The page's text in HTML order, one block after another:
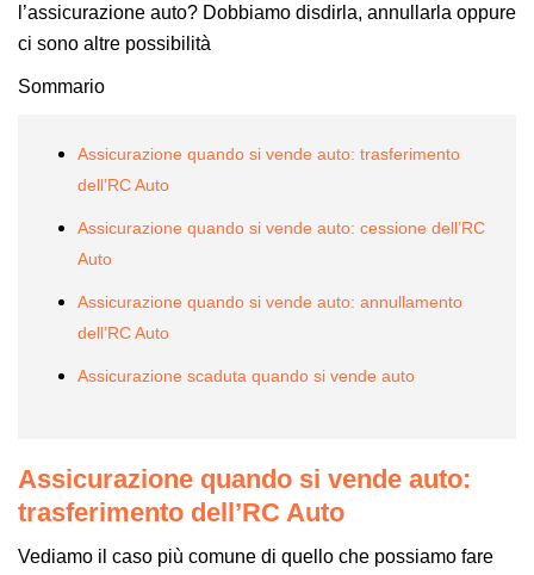
l’assicurazione auto? Dobbiamo disdirla, annullarla oppure
ci sono altre possibilità
Sommario
Assicurazione quando si vende auto: trasferimento
dell’RC Auto
Assicurazione quando si vende auto: cessione dell’RC
Auto
Assicurazione quando si vende auto: annullamento
dell’RC Auto
Assicurazione scaduta quando si vende auto
Assicurazione quando si vende auto:
trasferimento dell’RC Auto
Vediamo il caso più comune di quello che possiamo fare